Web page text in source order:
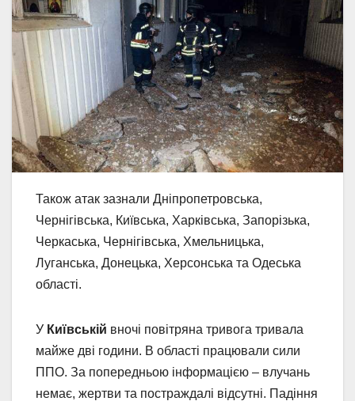
Також атак зазнали Дніпропетровська,
Чернігівська, Київська, Харківська, Запорізька,
Черкаська, Чернігівська, Хмельницька,
Луганська, Донецька, Херсонська та Одеська
області.
У Київській вночі повітряна тривога тривала
майже дві години. В області працювали сили
ППО. За попередньою інформацією – влучань
немає, жертви та постраждалі відсутні. Падіння